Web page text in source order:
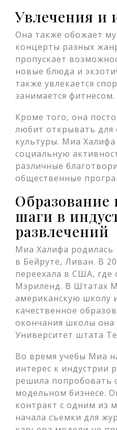
Увлечения и
Она также обожает
концерты разных
пропускает
новые блюда и
также увлекается
занимается фитнесом.
Кроме того, она
любит открывать для
культуры. Миа
социальную
различные
общественные
Образование
шаги в
развлечений
Миа Халифа родилась
в Бейруте, Ливан. В
переехала в США, где
Мэриленд. В Штатах
американскую школу
качественное
окончания школы она
Университет штата
Во время учебы Миа
интерес к индустрии
решила попробовать
модельном бизнесе.
контракт с одним из
начала съемки для